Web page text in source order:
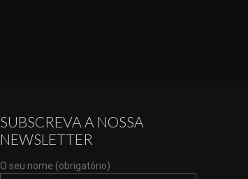
SUBSCREVA A NOSSA
NEWSLETTER
O seu nome (obrigatório)